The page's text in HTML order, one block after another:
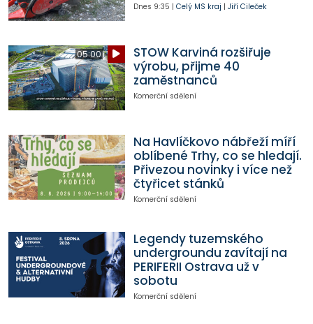
Dnes 9:35 | Celý MS kraj | Jiří Cileček
05:00
STOW Karviná rozšiřuje
výrobu, přijme 40
zaměstnanců
Komerční sdělení
Na Havlíčkovo nábřeží míří
oblíbené Trhy, co se hledají.
Přivezou novinky i více než
čtyřicet stánků
Komerční sdělení
Legendy tuzemského
undergroundu zavítají na
PERIFERII Ostrava už v
sobotu
Komerční sdělení